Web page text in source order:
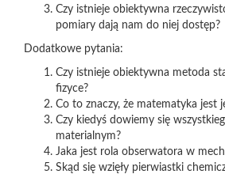
Czy istnieje obiektywna
pomiary dają nam do niej dostęp?
Dodatkowe pytania:
Czy istnieje obiektywna metoda
fizyce?
Co to znaczy, że matematyka jest
Czy kiedyś dowiemy się
materialnym?
Jaka jest rola obserwatora w
Skąd się wzięły pierwiastki